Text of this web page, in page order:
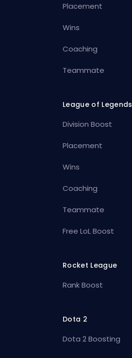
Placement
Wins
Coaching
Teammate
League of Legends
Division Boost
Placement
Wins
Coaching
Teammate
Free LoL Boost
Rocket League
Rank Boost
Dota 2
Dota 2 Boosting